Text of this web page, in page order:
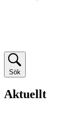
Sök
Aktuellt